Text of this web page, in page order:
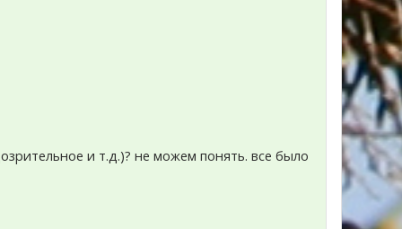
и т.д.)? не можем понять. все было